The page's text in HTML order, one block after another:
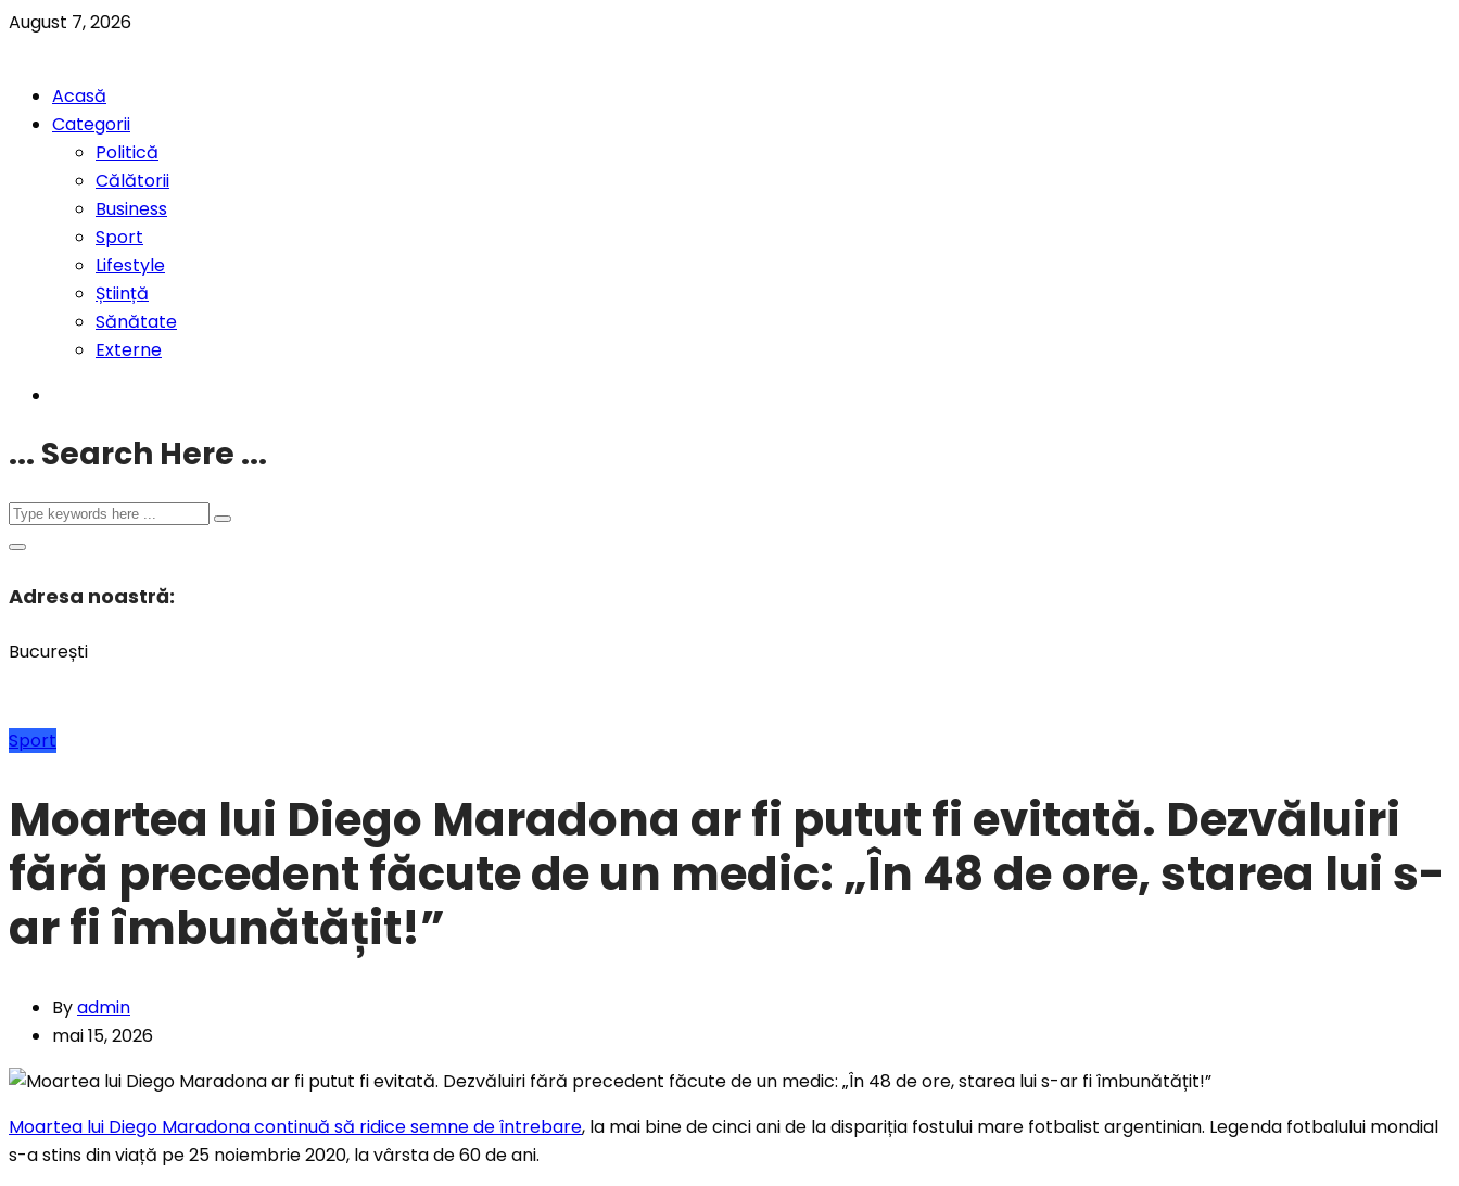
August 7, 2026
Acasă
Categorii
Politică
Călătorii
Business
Sport
Lifestyle
Știință
Sănătate
Externe
... Search Here ...
Adresa noastră:
București
Sport
Moartea lui Diego Maradona ar fi putut fi evitată. Dezvăluiri
fără precedent făcute de un medic: „În 48 de ore, starea lui s-
ar fi îmbunătățit!”
Byadmin
mai 15, 2026
Moartea lui Diego Maradona continuă să ridice semne de întrebare, la mai bine de cinci ani de la dispariția fostului mare fotbalist argentinian. Legenda fotbalului mondial
s-a stins din viață pe 25 noiembrie 2020, la vârsta de 60 de ani.